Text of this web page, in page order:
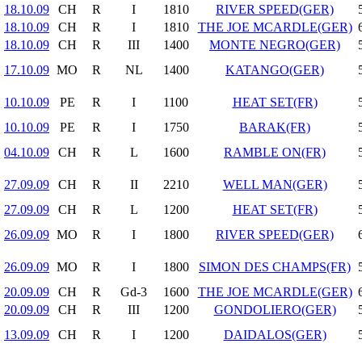
18.10.09
CH R I 1810 RIVER SPEED(GER)
18.10.09
CH R I 1810 THE JOE MCARDLE(GER)
18.10.09
CH R III 1400 MONTE NEGRO(GER)
17.10.09 MO R NL 1400 KATANGO(GER)
10.10.09 PE R I 1100 HEAT SET(FR)
10.10.09
PE R I 1750 BARAK(FR)
04.10.09
CH R L 1600 RAMBLE ON(FR)
27.09.09 CH R II 2210 WELL MAN(GER)
27.09.09
CH R L 1200 HEAT SET(FR)
26.09.09 MO R I 1800 RIVER SPEED(GER)
26.09.09 MO R I 1800 SIMON DES CHAMPS(FR)
20.09.09
CH R Gd-3 1600 THE JOE MCARDLE(GER)
20.09.09
CH R III 1200 GONDOLIERO(GER)
13.09.09
CH R I 1200 DAIDALOS(GER)